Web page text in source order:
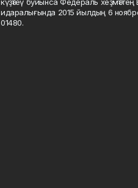
күҙәтеү буйынса Федераль
идаралығында 2015 йылдың 6
01480.